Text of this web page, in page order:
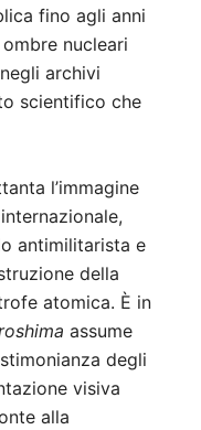
fino agli anni
nucleari
archivi
scientifico che
l’immagine
antimilitarista e
della
atomica. È in
assume
degli
visiva
alla